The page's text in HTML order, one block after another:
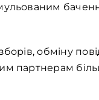
обміну
партнерам